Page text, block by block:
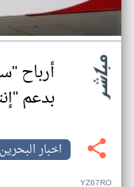
أرباح
بدعم
اخبار البحرين
YZ67RO